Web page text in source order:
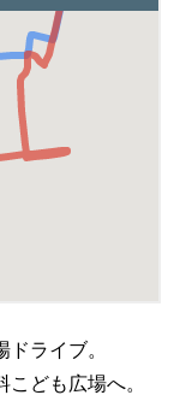
ライブ。
ども広場へ。